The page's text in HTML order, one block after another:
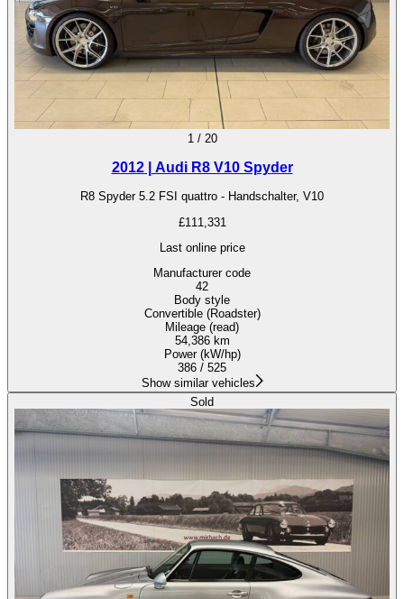
1/ 20
2012 | Audi R8 V10 Spyder
R8 Spyder 5.2 FSI quattro - Handschalter, V10
£111,331
Last online price
Manufacturer code
42
Body style
Convertible (Roadster)
Mileage (read)
54,386 km
Power (kW/hp)
386 / 525
Show similar vehicles
Sold